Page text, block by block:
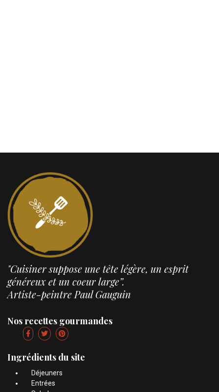
"Cuisiner suppose une tête légère, un esprit
généreux et un coeur large”.
Artiste-peintre Paul Gauguin
Nos recettes gourmandes
Ingrédients du site
Déjeuners
Entrées